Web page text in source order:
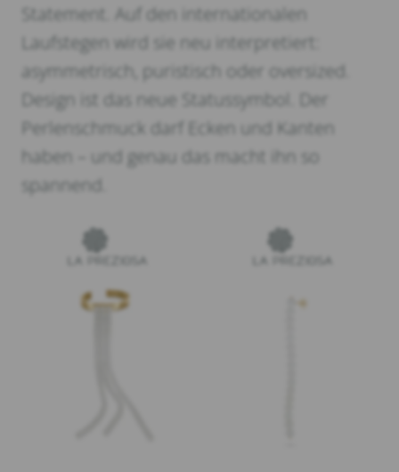
Statement. Auf den internationalen
Laufstegen wird sie neu interpretiert:
asymmetrisch, puristisch oder oversized.
Design ist das neue Statussymbol. Der
Perlenschmuck darf Ecken und Kanten
haben – und genau das macht ihn so
spannend.